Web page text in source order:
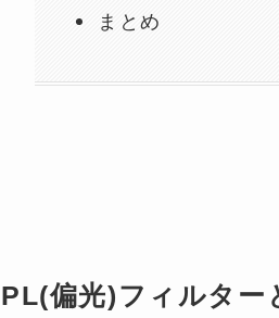
まとめ
PL(偏光)フィルター